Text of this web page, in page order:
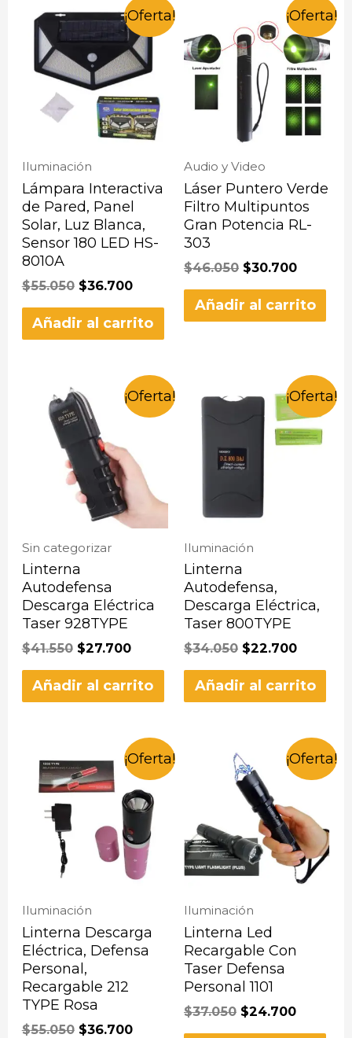
¡Oferta!
Iluminación
Lámpara Interactiva
de Pared, Panel
Solar, Luz Blanca,
Sensor 180 LED HS-
8010A
$55.050 $36.700
Añadir al carrito
¡Oferta!
Audio y Video
Láser Puntero Verde
Filtro Multipuntos
Gran Potencia RL-
303
$46.050 $30.700
Añadir al carrito
¡Oferta!
Sin categorizar
Linterna
Autodefensa
Descarga Eléctrica
Taser 928TYPE
$41.550 $27.700
Añadir al carrito
¡Oferta!
Iluminación
Linterna
Autodefensa,
Descarga Eléctrica,
Taser 800TYPE
$34.050 $22.700
Añadir al carrito
¡Oferta!
Iluminación
Linterna Descarga
Eléctrica, Defensa
Personal,
Recargable 212
TYPE Rosa
$55.050 $36.700
¡Oferta!
Iluminación
Linterna Led
Recargable Con
Taser Defensa
Personal 1101
$37.050 $24.700